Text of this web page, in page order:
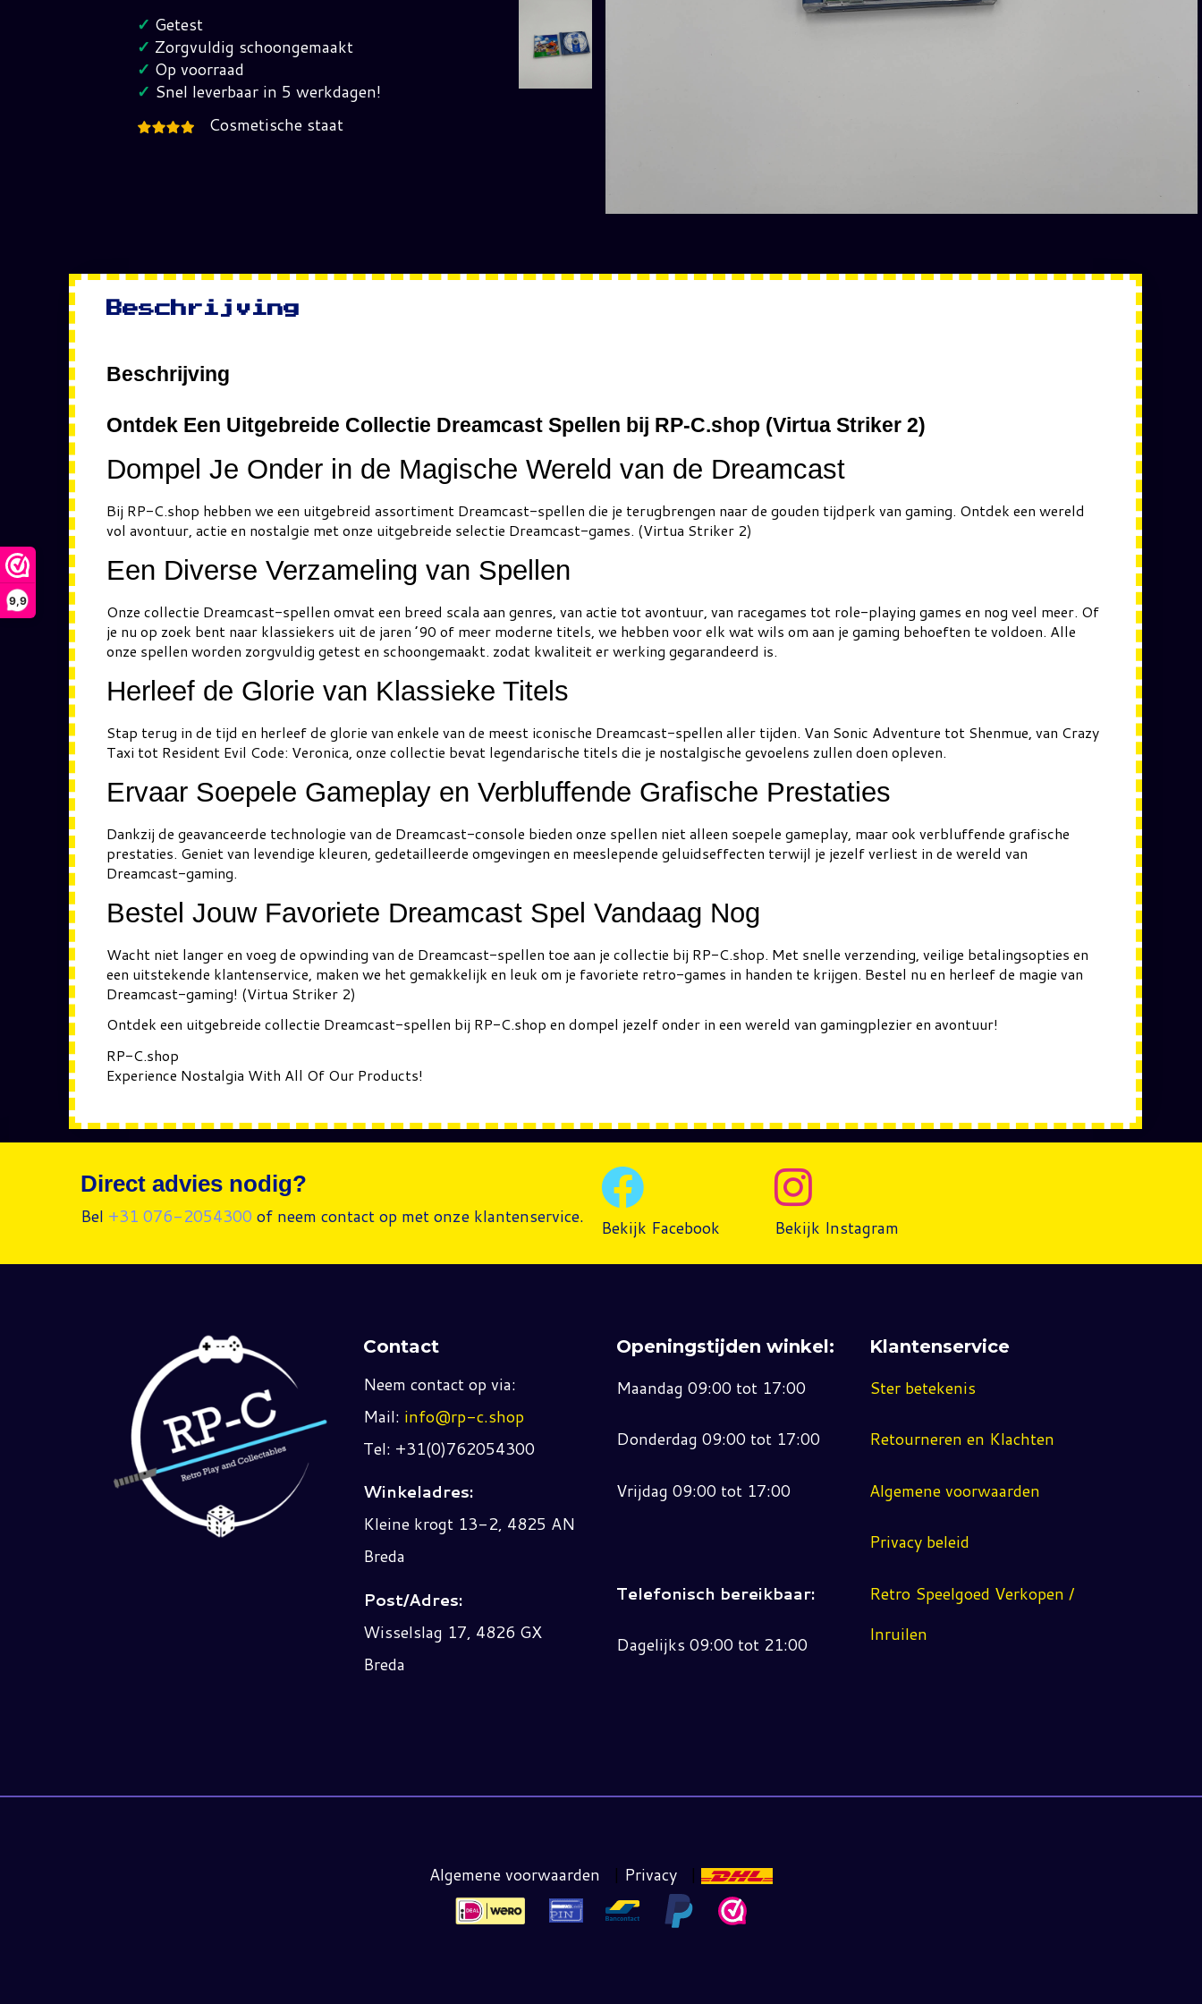
9,9
2
Dreamcast
(PAL)
hoeveelheid
✓ Getest
✓ Zorgvuldig schoongemaakt
✓ Op voorraad
✓ Snel leverbaar in 5 werkdagen!
Cosmetische staat
Beschrijving
Beschrijving
Ontdek Een Uitgebreide Collectie Dreamcast Spellen bij RP-C.shop (Virtua Striker 2)
Dompel Je Onder in de Magische Wereld van de Dreamcast
Bij RP-C.shop hebben we een uitgebreid assortiment Dreamcast-spellen die je terugbrengen naar de gouden tijdperk van gaming. Ontdek een wereld
vol avontuur, actie en nostalgie met onze uitgebreide selectie Dreamcast-games. (Virtua Striker 2)
Een Diverse Verzameling van Spellen
Onze collectie Dreamcast-spellen omvat een breed scala aan genres, van actie tot avontuur, van racegames tot role-playing games en nog veel meer. Of
je nu op zoek bent naar klassiekers uit de jaren ’90 of meer moderne titels, we hebben voor elk wat wils om aan je gaming behoeften te voldoen. Alle
onze spellen worden zorgvuldig getest en schoongemaakt. zodat kwaliteit er werking gegarandeerd is.
Herleef de Glorie van Klassieke Titels
Stap terug in de tijd en herleef de glorie van enkele van de meest iconische Dreamcast-spellen aller tijden. Van Sonic Adventure tot Shenmue, van Crazy
Taxi tot Resident Evil Code: Veronica, onze collectie bevat legendarische titels die je nostalgische gevoelens zullen doen opleven.
Ervaar Soepele Gameplay en Verbluffende Grafische Prestaties
Dankzij de geavanceerde technologie van de Dreamcast-console bieden onze spellen niet alleen soepele gameplay, maar ook verbluffende grafische
prestaties. Geniet van levendige kleuren, gedetailleerde omgevingen en meeslepende geluidseffecten terwijl je jezelf verliest in de wereld van
Dreamcast-gaming.
Bestel Jouw Favoriete Dreamcast Spel Vandaag Nog
Wacht niet langer en voeg de opwinding van de Dreamcast-spellen toe aan je collectie bij RP-C.shop. Met snelle verzending, veilige betalingsopties en
een uitstekende klantenservice, maken we het gemakkelijk en leuk om je favoriete retro-games in handen te krijgen. Bestel nu en herleef de magie van
Dreamcast-gaming! (Virtua Striker 2)
Ontdek een uitgebreide collectie Dreamcast-spellen bij RP-C.shop en dompel jezelf onder in een wereld van gamingplezier en avontuur!
RP-C.shop
Experience Nostalgia With All Of Our Products!
Direct advies nodig?
Bel +31 076-2054300 of neem contact op met onze klantenservice. Bekijk Facebook Bekijk Instagram
Contact
Neem contact op via:
Mail: info@rp-c.shop
Tel: +31(0)762054300
Winkeladres:
Kleine krogt 13-2, 4825 AN
Breda
Post/Adres:
Wisselslag 17, 4826 GX
Breda
Openingstijden winkel:
Maandag 09:00 tot 17:00
Donderdag 09:00 tot 17:00
Vrijdag 09:00 tot 17:00
Telefonisch bereikbaar:
Dagelijks 09:00 tot 21:00
Klantenservice
Ster betekenis
Retourneren en Klachten
Algemene voorwaarden
Privacy beleid
Retro Speelgoed Verkopen /
Inruilen
Algemene voorwaarden | Privacy |